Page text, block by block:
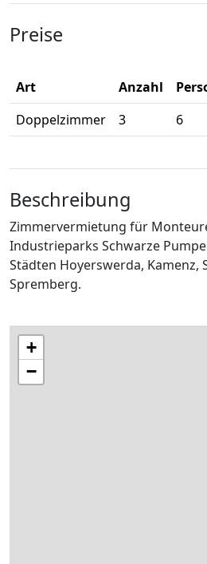
Preise
Art Anzahl
Doppelzimmer
3 6
Beschreibung
Zimmervermietung für
Industrieparks Schwarze
Städten Hoyerswerda, Kamenz,
Spremberg.
+
−